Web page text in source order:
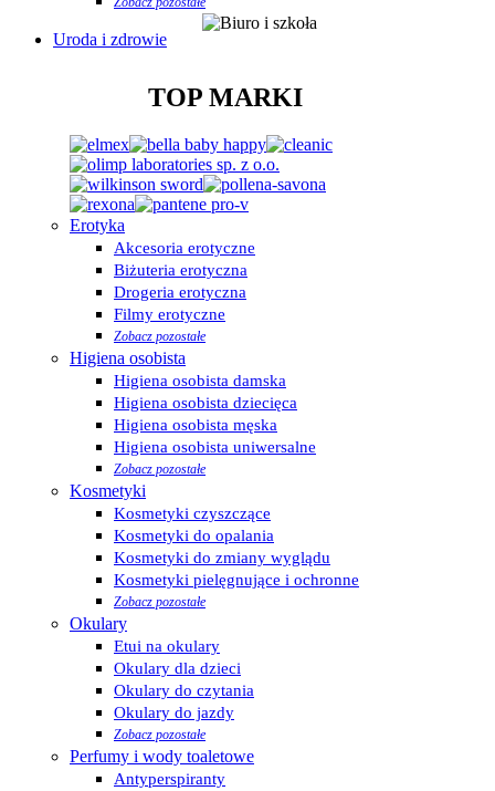
Uroda i zdrowie
TOP MARKI
Erotyka
Akcesoria erotyczne
Biżuteria erotyczna
Drogeria erotyczna
Filmy erotyczne
Zobacz pozostałe
Higiena osobista
Higiena osobista damska
Higiena osobista dziecięca
Higiena osobista męska
Higiena osobista uniwersalne
Zobacz pozostałe
Kosmetyki
Kosmetyki czyszczące
Kosmetyki do opalania
Kosmetyki do zmiany wyglądu
Kosmetyki pielęgnujące i ochronne
Zobacz pozostałe
Okulary
Etui na okulary
Okulary dla dzieci
Okulary do czytania
Okulary do jazdy
Zobacz pozostałe
Perfumy i wody toaletowe
Antyperspiranty